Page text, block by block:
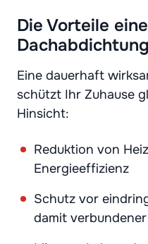
Die Vorteile
Dachabdichtung
Eine dauerhaft
schützt Ihr Zuhause
Hinsicht:
Reduktion von
Energieeffizienz
Schutz vor
damit